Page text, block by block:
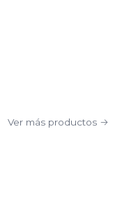
Ver más productos